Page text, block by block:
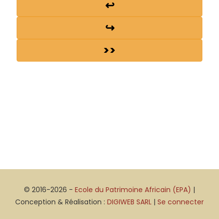
↩
↪
>>
© 2016-2026 - Ecole du Patrimoine Africain (EPA) |
Conception & Réalisation : DIGIWEB SARL | Se connecter